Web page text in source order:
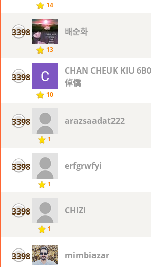
14
3398
13
배순화
3398
10
CHAN CHEUK KIU
倬僑
3398
1
arazsaadat222
3398
1
erfgrwfyi
3398
1
CHIZI
3398 mimbiazar